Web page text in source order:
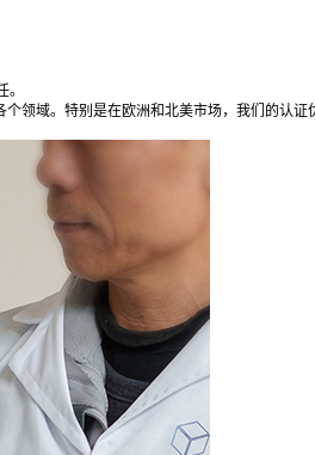
领域。特别是在欧洲和北美市场，我们的认证